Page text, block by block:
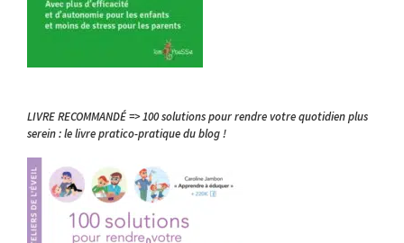
LIVRE RECOMMANDÉ => 100 solutions pour rendre votre quotidien plus
serein : le livre pratico-pratique du blog !